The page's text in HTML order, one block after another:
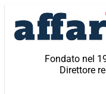
contenuto
Fondato nel
Direttore